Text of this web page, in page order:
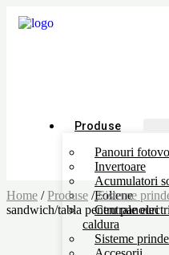
Produse
Panouri
Invertoare
Acumulatori
Eoliene
Centrale
caldura
Sisteme
Home /Produse /Sisteme
sandwich/tabla pentru panouri